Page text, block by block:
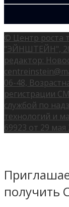
© Центр роста
"ЭЙНШТЕЙН",
редактор:
06-48,
регистрации
службой по
технологий и
69923 от 29 мая
получить